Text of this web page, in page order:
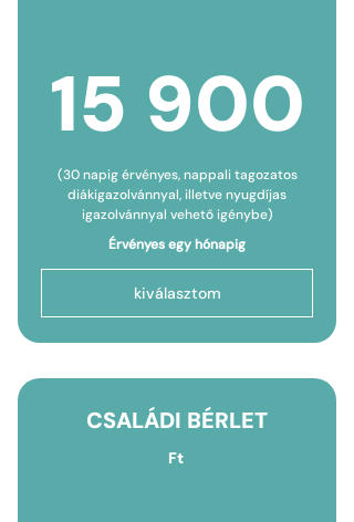
15 900
(30 napig érvényes, nappali tagozatos
diákigazolvánnyal, illetve nyugdíjas
igazolvánnyal vehető igénybe)
Érvényes egy hónapig
kiválasztom
CSALÁDI BÉRLET
Ft